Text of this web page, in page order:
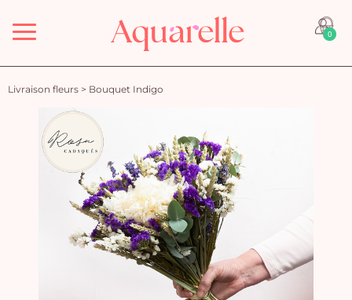
Menu 0
Livraison fleurs > Bouquet Indigo